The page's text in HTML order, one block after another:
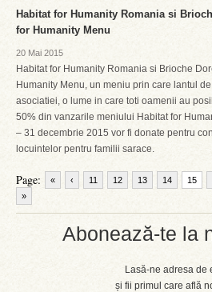
Abonează-te la
Lasă-ne adresa de
și fii primul care află
Habitat for Humanity Romania si
for Humanity Menu
20 Mai 2015
Habitat for Humanity Romania si Brioche
Humanity Menu, un meniu prin care lantul
asociatiei, o lume in care toti oamenii au
50% din vanzarile meniului Habitat for
– 31 decembrie 2015 vor fi donate pentru
locuintelor pentru familii sarace.
Page: « ‹ 11 12 13 14 15
»